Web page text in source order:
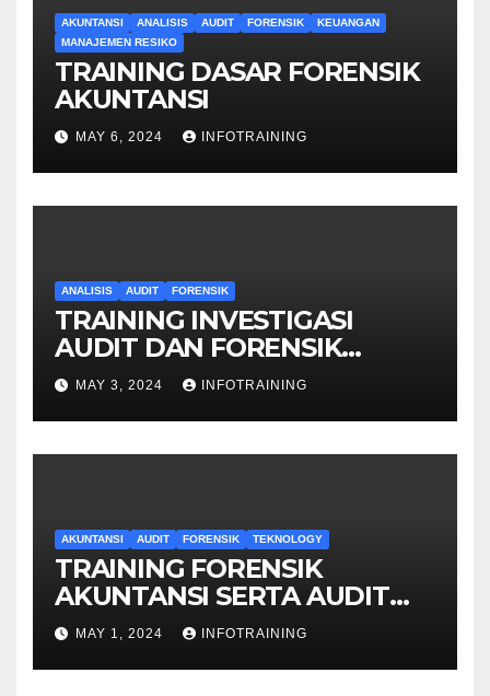
AKUNTANSI ANALISIS AUDIT FORENSIK
KEUANGAN
MANAJEMEN RESIKO
TRAINING DASAR FORENSIK
AKUNTANSI
MAY 6, 2024 INFOTRAINING
ANALISIS AUDIT FORENSIK
TRAINING INVESTIGASI
AUDIT DAN FORENSIK
KEUANGAN
MAY 3, 2024 INFOTRAINING
AKUNTANSI AUDIT FORENSIK TEKNOLOGY
TRAINING FORENSIK
AKUNTANSI SERTA AUDIT
PENYELIDIKAN
MAY 1, 2024 INFOTRAINING